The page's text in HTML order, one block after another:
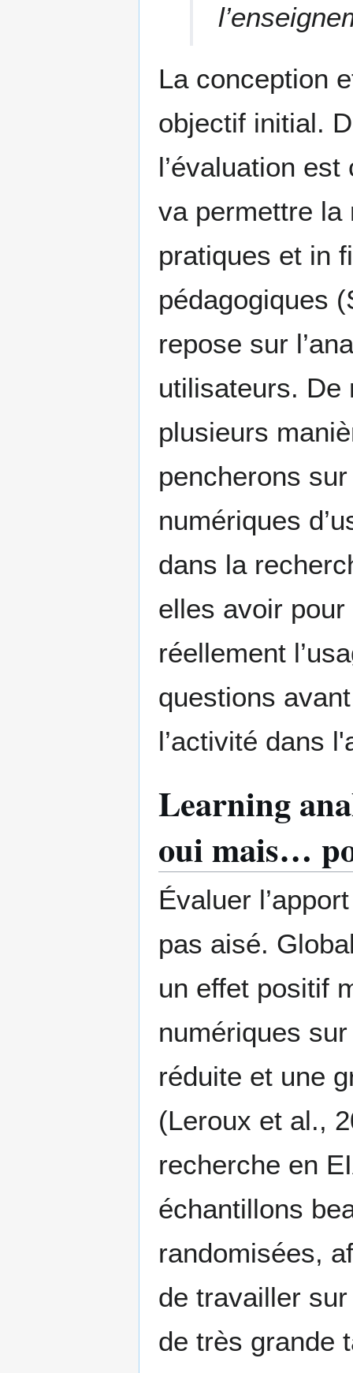
La conception
objectif initial.
l’évaluation
va permettre la
pratiques et in
pédagogiques
repose sur
utilisateurs. De
plusieurs
pencherons
numériques
dans la
elles avoir
réellement
questions
l’activité dans
Learning
oui mais…
Évaluer
pas aisé.
un effet positif
numériques
réduite et une
(Leroux et al.,
recherche en
échantillons
randomisées,
de travailler
de très grande